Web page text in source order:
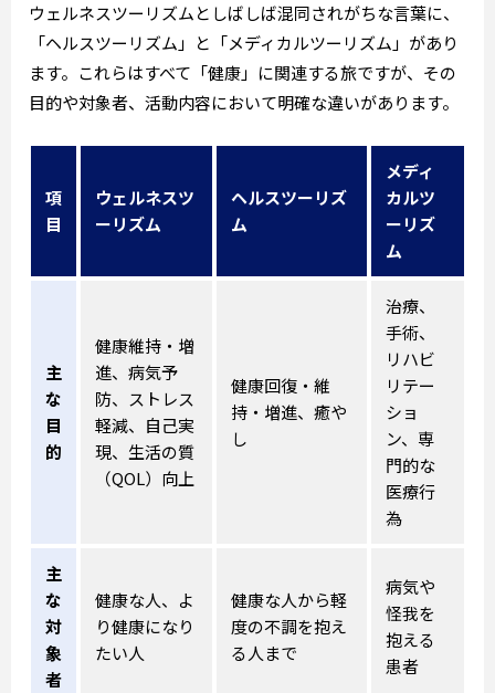
ウェルネスツーリズムとしばしば混同されがちな言葉に、
「ヘルスツーリズム」と「メディカルツーリズム」があり
ます。これらはすべて「健康」に関連する旅ですが、その
目的や対象者、活動内容において明確な違いがあります。
項
目
ウェルネスツ
ーリズム
ヘルスツーリズ
ム
メディ
カルツ
ーリズ
ム
主
な
目
的
健康維持・増
進、病気予
防、ストレス
軽減、自己実
現、生活の質
（QOL）向上
健康回復・維
持・増進、癒や
し
治療、
手術、
リハビ
リテー
ショ
ン、専
門的な
医療行
為
主
な
対
象
者
健康な人、よ
り健康になり
たい人
健康な人から軽
度の不調を抱え
る人まで
病気や
怪我を
抱える
患者